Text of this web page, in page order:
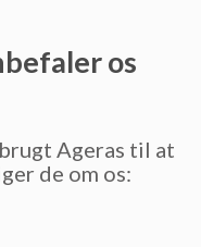
os
Ageras til at
de om os: